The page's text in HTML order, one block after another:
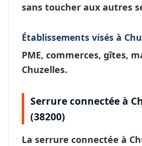
sans toucher aux autres
Établissements visés à
PME, commerces, gîtes,
Chuzelles.
Serrure connectée à
(38200)
La serrure connectée à